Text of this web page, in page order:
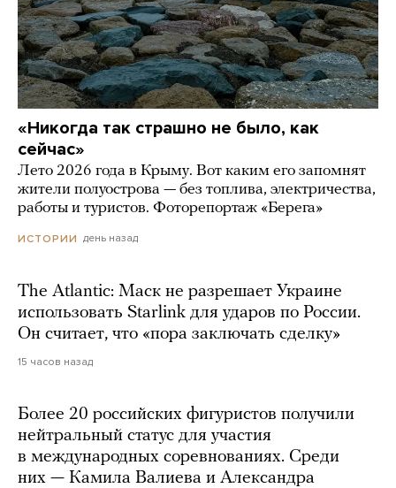
«Никогда так страшно не было, как
сейчас»
Лето 2026 года в Крыму. Вот каким его запомнят
жители полуострова — без топлива, электричества,
работы и туристов. Фоторепортаж «Берега»
ИСТОРИИ день назад
The Atlantic: Маск не разрешает Украине
использовать Starlink для ударов по России.
Он считает, что «пора заключать сделку»
15 часов назад
Более 20 российских фигуристов получили
нейтральный статус для участия
в международных соревнованиях. Среди
них — Камила Валиева и Александра